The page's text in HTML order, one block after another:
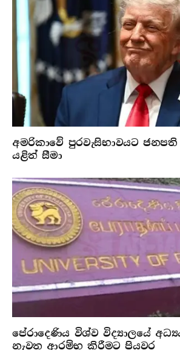
අමරිකාවේ පුරවැසිභාවයට ජනපති
යළිත් සීමා
පේරාදෙණිය විශ්ව විද්‍යාලයේ
නැවත ආරම්භ කිරීමට පියවර